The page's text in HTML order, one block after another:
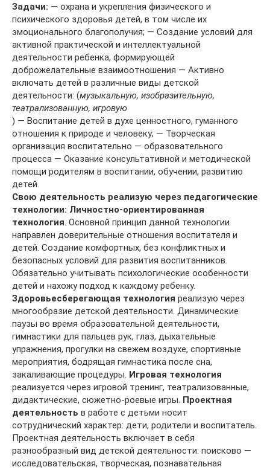
Задачи: — охрана и укрепления физического и
психического здоровья детей, в том числе их
эмоционального благополучия; — Создание условий для
активной практической и интеллектуальной
деятельности ребенка, формирующей
доброжелательные взаимоотношения — Активно
включать детей в различные виды детской
деятельности: (музыкальную, изобразительную,
театрализованную, игровую
) — Воспитание детей в духе ценностного, гуманного
отношения к природе и человеку; — Творческая
организация воспитательно — образовательного
процесса — Оказание консультативной и методической
помощи родителям в воспитании, обучении, развитию
детей.
Свою деятельность реализую через педагогические
технологии: Личностно-ориентированная
технология. Основной принцип данной технологии
направлен доверительные отношения воспитателя и
детей. Создание комфортных, без конфликтных и
безопасных условий для развития воспитанников.
Обязательно учитывать психологические особенности
детей и нахожу подход к каждому ребенку.
Здоровьесберегающая технология реализую через
многообразие детской деятельности. Динамические
паузы во время образовательной деятельности,
гимнастики для пальцев рук, глаз, дыхательные
упражнения, прогулки на свежем воздухе, спортивные
мероприятия, бодрящая гимнастика после сна,
закаливающие процедуры. Игровая технология
реализуется через игровой тренинг, театрализованные,
дидактические, сюжетно-роевые игры. Проектная
деятельность в работе с детьми носит
сотруднический характер: дети, родители и воспитатель.
Проектная деятельность включает в себя
разнообразный вид детской деятельности: поисково —
исследовательская, творческая, познавательная